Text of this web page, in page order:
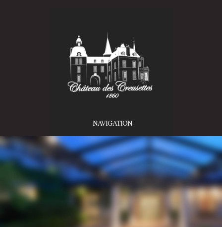
NAVIGATION